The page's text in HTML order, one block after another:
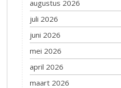
augustus 2026
juli 2026
juni 2026
mei 2026
april 2026
maart 2026